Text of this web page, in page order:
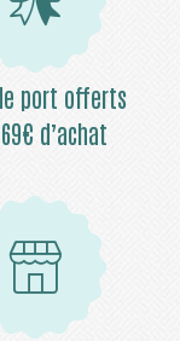
port offerts
d’achat